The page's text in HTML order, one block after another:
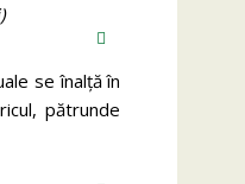
se înalţă în
pătrunde